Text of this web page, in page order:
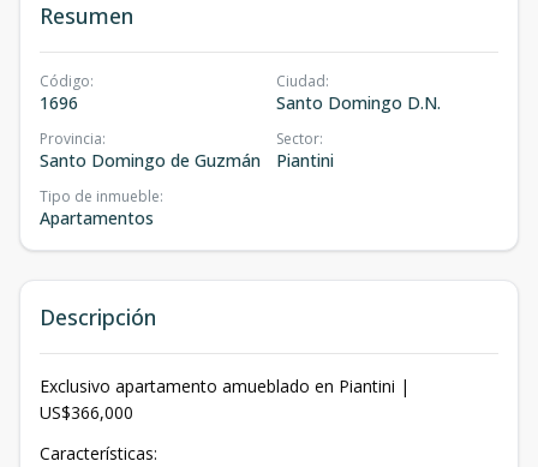
Resumen
Código:
1696
Ciudad:
Santo Domingo D.N.
Provincia:
Santo Domingo de Guzmán
Sector:
Piantini
Tipo de inmueble:
Apartamentos
Descripción
Exclusivo apartamento amueblado en Piantini |
US$366,000
Características: